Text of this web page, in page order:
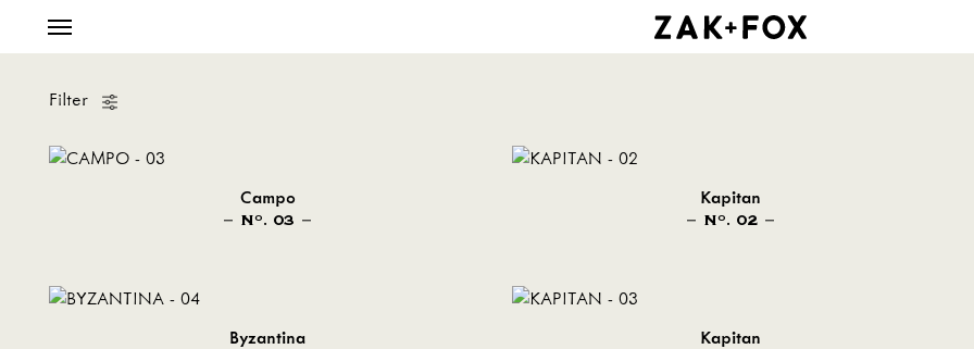
Filter
Campo
NO . 03
Kapitan
NO . 02
Byzantina Kapitan